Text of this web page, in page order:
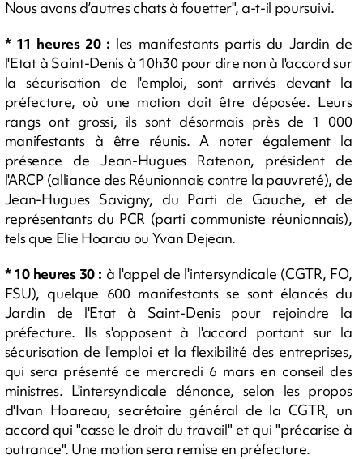
Nous avons d’autres chats à fouetter", a-t-il poursuivi.
* 11 heures 20 : les manifestants partis du Jardin de
l'Etat à Saint-Denis à 10h30 pour dire non à l'accord sur
la sécurisation de l'emploi, sont arrivés devant la
préfecture, où une motion doit être déposée. Leurs
rangs ont grossi, ils sont désormais près de 1 000
manifestants à être réunis. A noter également la
présence de Jean-Hugues Ratenon, président de
l'ARCP (alliance des Réunionnais contre la pauvreté), de
Jean-Hugues Savigny, du Parti de Gauche, et de
représentants du PCR (parti communiste réunionnais),
tels que Elie Hoarau ou Yvan Dejean.
* 10 heures 30 : à l'appel de l'intersyndicale (CGTR, FO,
FSU), quelque 600 manifestants se sont élancés du
Jardin de l'Etat à Saint-Denis pour rejoindre la
préfecture. Ils s'opposent à l'accord portant sur la
sécurisation de l'emploi et la flexibilité des entreprises,
qui sera présenté ce mercredi 6 mars en conseil des
ministres. L'intersyndicale dénonce, selon les propos
d'Ivan Hoareau, secrétaire général de la CGTR, un
accord qui "casse le droit du travail" et qui "précarise à
outrance". Une motion sera remise en préfecture.